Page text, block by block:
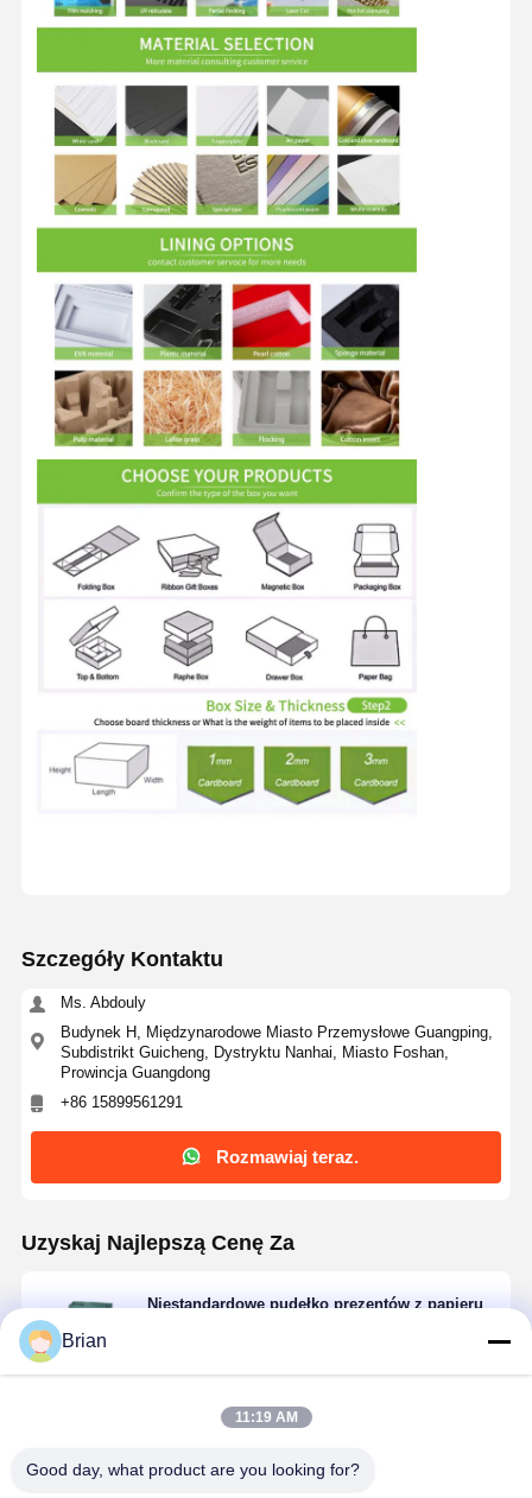
Szczegóły Kontaktu
Ms. Abdouly
Budynek H, Międzynarodowe Miasto Przemysłowe Guangping,
Subdistrikt Guicheng, Dystryktu Nanhai, Miasto Foshan,
Prowincja Guangdong
+86 15899561291
Rozmawiaj teraz.
Uzyskaj Najlepszą Cenę Za
Niestandardowe pudełko prezentów z papieru
Kontyntynuj
Brian
11:19 AM
Good day, what product are you looking for?